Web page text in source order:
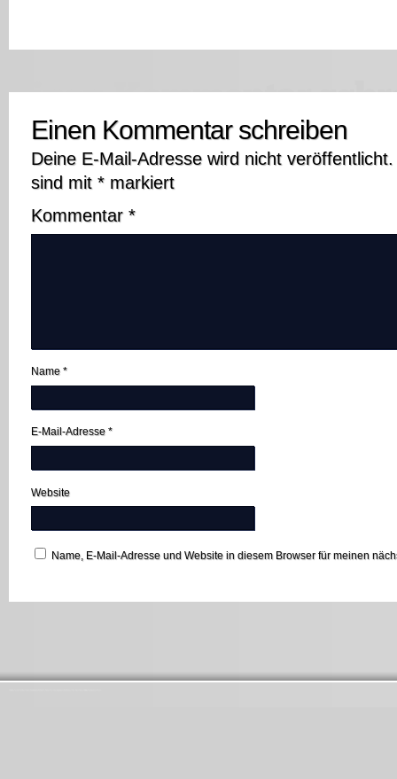
Einen Kommentar schreiben
Deine E-Mail-Adresse wird nicht veröffentlicht.
sind mit * markiert
Kommentar *
Name *
E-Mail-Adresse *
Website
Name, E-Mail-Adresse und Website in diesem Browser für meinen